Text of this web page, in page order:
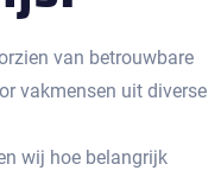
van betrouwbare
vakmensen uit diverse
wij hoe belangrijk